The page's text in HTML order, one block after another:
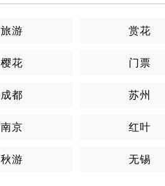
旅游 赏花
樱花 门票
成都 苏州
南京 红叶
秋游 无锡